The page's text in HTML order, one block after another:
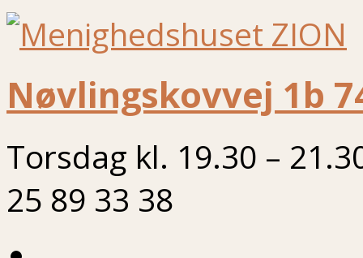
Nøvlingskovvej 1b
Torsdag kl. 19.30 –
25 89 33 38